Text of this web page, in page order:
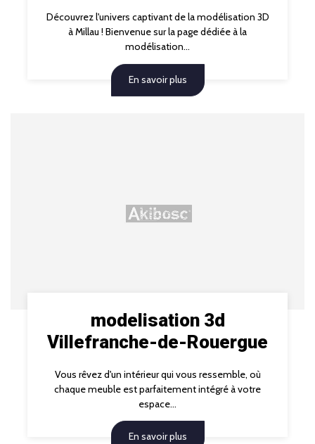
Découvrez l'univers captivant de la modélisation 3D
à Millau ! Bienvenue sur la page dédiée à la
modélisation...
En savoir plus
modelisation 3d
Villefranche-de-Rouergue
Vous rêvez d'un intérieur qui vous ressemble, où
chaque meuble est parfaitement intégré à votre
espace...
En savoir plus